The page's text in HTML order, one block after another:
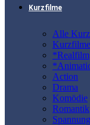
Kurzfilme
Alle
*Realfilm
Action
Drama
Komödie
Romantik
Spannung